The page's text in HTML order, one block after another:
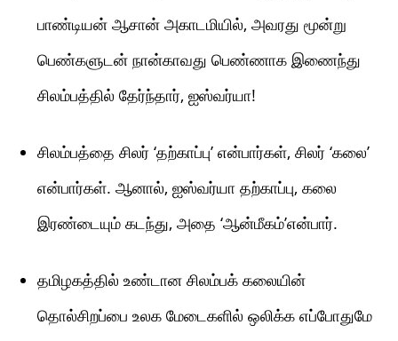
பாண்டியன் ஆசான் அகாடமியில், அவரது மூன்று
பெண்களுடன் நான்காவது பெண்ணாக இணைந்து
சிலம்பத்தில் தேர்ந்தார், ஐஸ்வர்யா!
சிலம்பத்தை சிலர் ‘தற்காப்பு’ என்பார்கள், சிலர் ‘கலை’
என்பார்கள். ஆனால், ஐஸ்வர்யா தற்காப்பு, கலை
இரண்டையும் கடந்து, அதை ‘ஆன்மீகம்’என்பார்.
தமிழகத்தில் உண்டான சிலம்பக் கலையின்
தொல்சிறப்பை உலக மேடைகளில் ஒலிக்க எப்போதுமே